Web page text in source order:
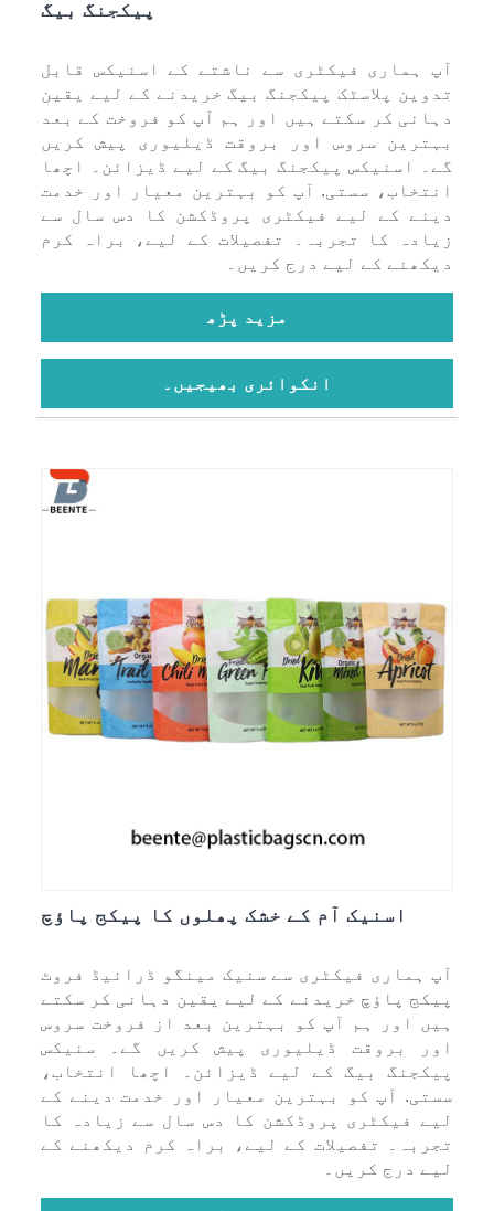
پیکجنگ بیگ
آپ ہماری فیکٹری سے ناشتے کے اسنیکس قابل
تدوین پلاسٹک پیکجنگ بیگ خریدنے کے لیے یقین
دہانی کر سکتے ہیں اور ہم آپ کو فروخت کے بعد
بہترین سروس اور بروقت ڈیلیوری پیش کریں
گے۔ اسنیکس پیکجنگ بیگ کے لیے ڈیزائن۔ اچھا
انتخاب، سستی. آپ کو بہترین معیار اور خدمت
دینے کے لیے فیکٹری پروڈکشن کا دس سال سے
زیادہ کا تجربہ۔ تفصیلات کے لیے، براہ کرم
دیکھنے کے لیے درج کریں۔
مزید پڑھ
انکوائری بھیجیں۔
اسنیک آم کے خشک پھلوں کا پیکج پاؤچ
آپ ہماری فیکٹری سے سنیک مینگو ڈرائیڈ فروٹ
پیکج پاؤچ خریدنے کے لیے یقین دہانی کر سکتے
ہیں اور ہم آپ کو بہترین بعد از فروخت سروس
اور بروقت ڈیلیوری پیش کریں گے۔ سنیکس
پیکجنگ بیگ کے لیے ڈیزائن۔ اچھا انتخاب،
سستی. آپ کو بہترین معیار اور خدمت دینے کے
لیے فیکٹری پروڈکشن کا دس سال سے زیادہ کا
تجربہ۔ تفصیلات کے لیے، براہ کرم دیکھنے کے
لیے درج کریں۔